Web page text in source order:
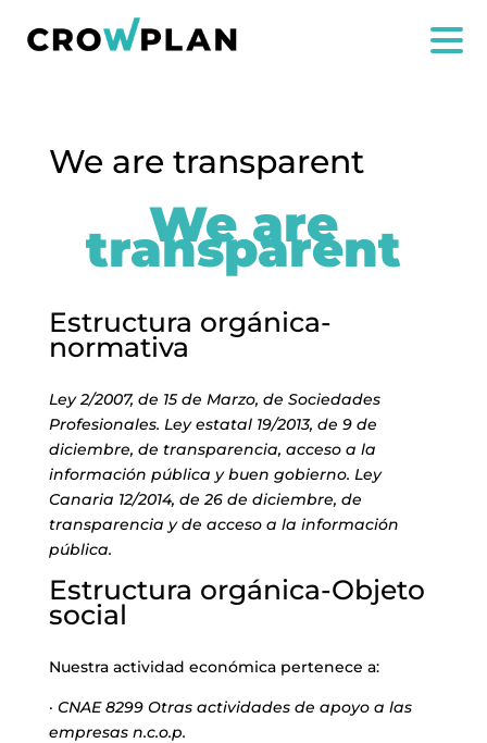
US
MARIA ANCHIETA
BLOG
THE TANK CULTURAL SPACE
CONTACT
LA NEUROLITERATURA ENTRA
EN NUESTROS OBJETIVOS
We are transparent
We are
transparent
Estructura orgánica-
normativa
Ley 2/2007, de 15 de Marzo, de Sociedades
Profesionales. Ley estatal 19/2013, de 9 de
diciembre, de transparencia, acceso a la
información pública y buen gobierno. Ley
Canaria 12/2014, de 26 de diciembre, de
transparencia y de acceso a la información
pública.
Estructura orgánica-Objeto
social
Nuestra actividad económica pertenece a:
· CNAE 8299 Otras actividades de apoyo a las
empresas n.c.o.p.